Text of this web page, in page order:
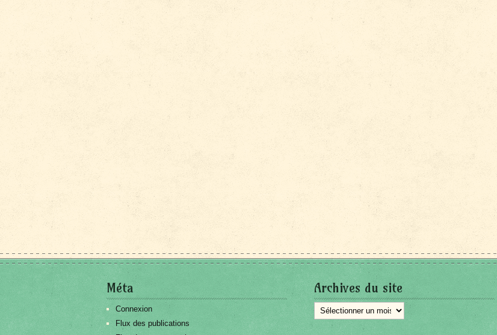
Méta
Connexion
Flux des publications
Archives du site
Archives
du